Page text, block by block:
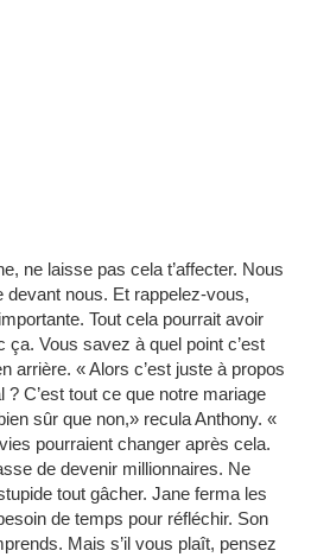
ne laisse pas cela t’affecter. Nous
devant nous. Et rappelez-vous,
Tout cela pourrait avoir
ça. Vous savez à quel point c’est
arrière. « Alors c’est juste à propos
? C’est tout ce que notre mariage
sûr que non,» recula Anthony. «
pourraient changer après cela.
de devenir millionnaires. Ne
tout gâcher. Jane ferma les
de temps pour réfléchir. Son
Mais s’il vous plaît, pensez